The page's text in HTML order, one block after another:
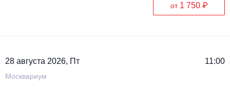
от 1 750 ₽
28 августа 2026, Пт 11:00
Москвариум